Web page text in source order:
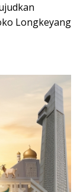
Longkeyang